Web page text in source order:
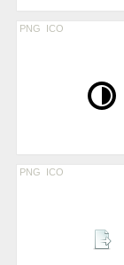
PNG ICO
PNG ICO